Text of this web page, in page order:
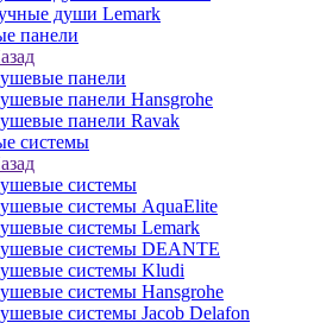
души Lemark
панели
панели
панели Hansgrohe
панели Ravak
системы
системы
системы AquaElite
системы Lemark
системы DEANTE
системы Kludi
системы Hansgrohe
системы Jacob Delafon